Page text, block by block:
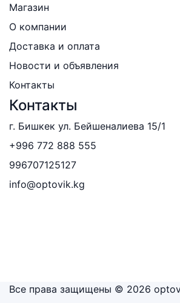
Магазин
О компании
Доставка и оплата
Новости и объявления
Контакты
Контакты
г. Бишкек ул. Бейшеналиева 15/1
+996 772 888 555
996707125127
info@optovik.kg
Все права защищены © 2026